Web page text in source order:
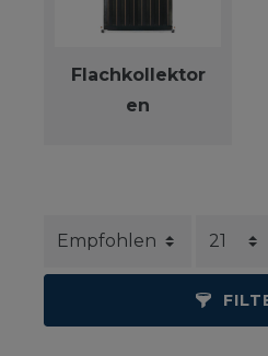
Flachkollektor
en